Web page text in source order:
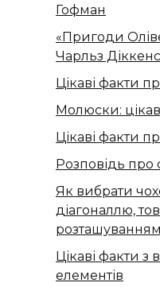
Гофман
«Пригоди
Чарльз Діккенс
Цікаві факти
Молюски:
Цікаві факти
Розповідь про
Як вибрати
діагоналлю,
Цікаві факти з
елементів